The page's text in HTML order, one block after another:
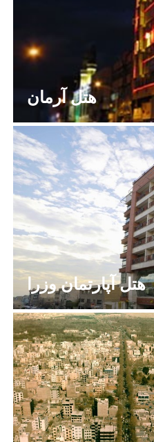
هتل آرمان
هتل آپارتمان وزرا